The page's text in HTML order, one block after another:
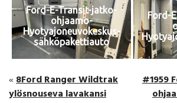
Ford-E-Transit-jatko-
ohjaamo-
Hyotyajoneuvokeskus-
sähköpakettiauto
Ford-
« 8Ford Ranger Wildtrak
ylösnouseva lavakansi
#1959